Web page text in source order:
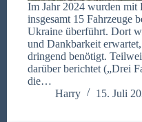
Im Jahr 2024 wurden mit
insgesamt 15 Fahrzeuge
Ukraine überführt. Dort
und Dankbarkeit
dringend benötigt.
darüber berichtet („Drei
die…
Harry
15. Juli